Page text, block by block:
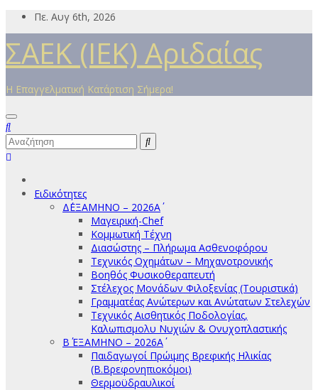
Μετάβαση
περιεχόμενο
Πε. Αυγ 6th, 2026
ΣΑΕΚ (ΙΕΚ) Αριδαίας
Η Επαγγελματική Κατάρτιση Σήμερα!
Ειδικότητες
Δ΄ΕΞΑΜΗΝΟ – 2026Α΄
Μαγειρική-Chef
Κομμωτική Τέχνη
Διασώστης – Πλήρωμα Ασθενοφόρου
Τεχνικός Οχημάτων – Μηχανοτρονικής
Βοηθός Φυσικοθεραπευτή
Στέλεχος Μονάδων Φιλοξενίας (Τουριστικά)
Γραμματέας Ανώτερων και Ανώτατων Στελεχών
Τεχνικός Αισθητικός Ποδολογίας,
Καλωπισμολυ Νυχιών & Ονυχοπλαστικής
Β΄ ΕΞΑΜΗΝΟ – 2026Α΄
Παιδαγωγοί Πρώιμης Βρεφικής Ηλικίας
(Β.Βρεφονηπιοκόμοι)
Θερμοϋδραυλικοί